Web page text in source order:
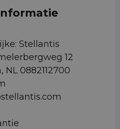
Stellantis
12
NL 0882112700